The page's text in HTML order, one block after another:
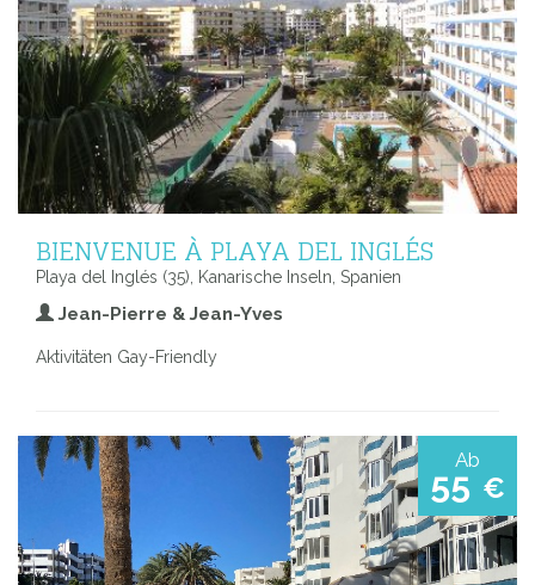
BIENVENUE À PLAYA DEL INGLÉS
Playa del Inglés (35), Kanarische Inseln, Spanien
Jean-Pierre & Jean-Yves
Aktivitäten Gay-Friendly
Ab
55 €